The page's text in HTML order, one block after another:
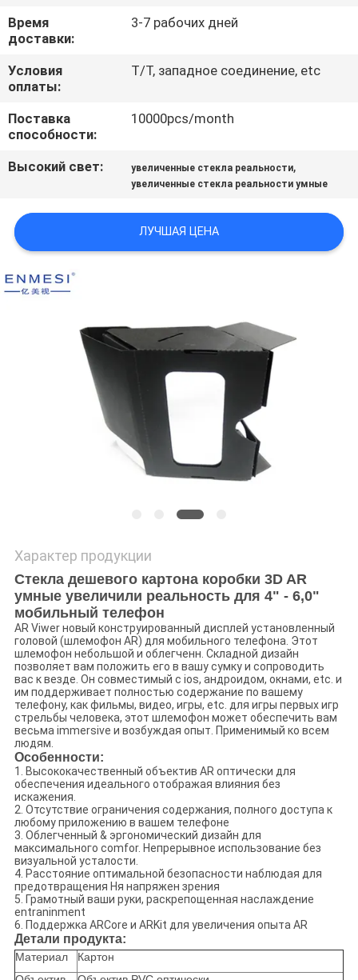
СЛУЧАИ
СПРОСИТЕ
ЦИТАТУ
ONLINE
КАРТА
САЙТА
КОНФИДЕНЦИАЛЬНОСТИ
Время
доставки:
3-7 рабочих дней
Условия
оплаты:
T/T, западное соединение, etc
Поставка
способности:
10000pcs/month
Высокий свет: увеличенные стекла реальности,
увеличенные стекла реальности умные
ЛУЧШАЯ ЦЕНА
Характер продукции
Стекла дешевого картона коробки 3D AR
умные увеличили реальность для 4" - 6,0"
мобильный телефон
AR Viwer новый конструированный дисплей установленный
головой (шлемофон AR) для мобильного телефона. Этот
шлемофон небольшой и облегченн. Складной дизайн
позволяет вам положить его в вашу сумку и сопроводить
вас к везде. Он совместимый с ios, андроидом, окнами, etc. и
им поддерживает полностью содержание по вашему
телефону, как фильмы, видео, игры, etc. для игры первых игр
стрельбы человека, этот шлемофон может обеспечить вам
весьма immersive и возбуждая опыт. Применимый ко всем
людям.
Особенности:
1. Высококачественный объектив AR оптически для
обеспечения идеального отображая влияния без
искажения.
2. Отсутствие ограничения содержания, полного доступа к
любому приложению в вашем телефоне
3. Облегченный & эргономический дизайн для
максимального comfor. Непрерывное использование без
визуальной усталости.
4. Расстояние оптимальной безопасности наблюдая для
предотвращения Ня напряжен зрения
5. Грамотный ваши руки, раскрепощенная наслаждение
entraninment
6. Поддержка ARCore и ARKit для увеличения опыта AR
Детали продукта:
Материал
Картон